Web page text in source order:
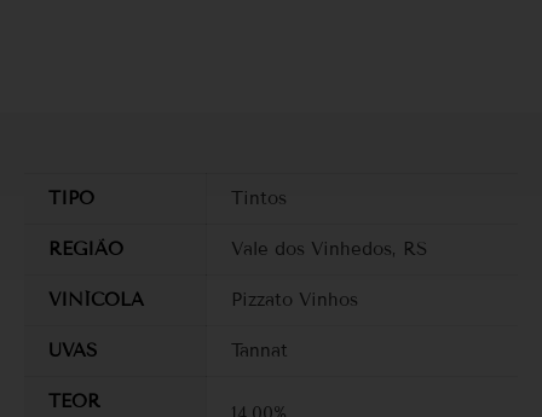
TIPO Tintos
REGIÃO Vale dos Vinhedos, RS
VINÍCOLA Pizzato Vinhos
UVAS Tannat
TEOR